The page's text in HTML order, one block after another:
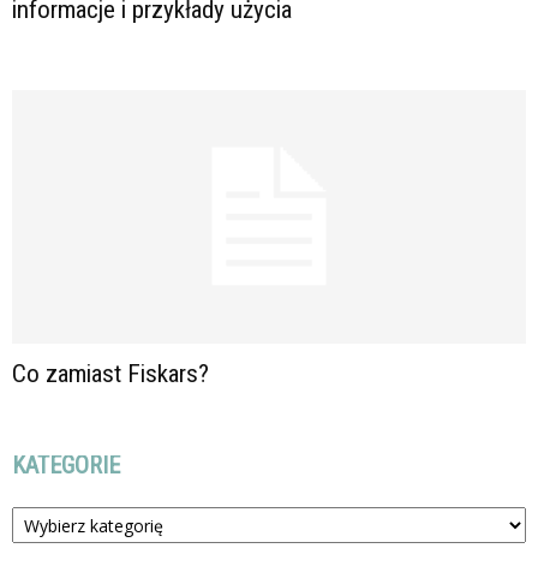
informacje i przykłady użycia
Co zamiast Fiskars?
KATEGORIE
Kategorie